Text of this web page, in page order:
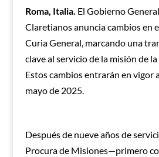
Roma, Italia. El Gobierno
Claretianos anuncia cambios en
Curia General, marcando una
clave al servicio de la misión de
Estos cambios entrarán en vigor
mayo de 2025.
Después de nueve años de
Procura de Misiones—primero